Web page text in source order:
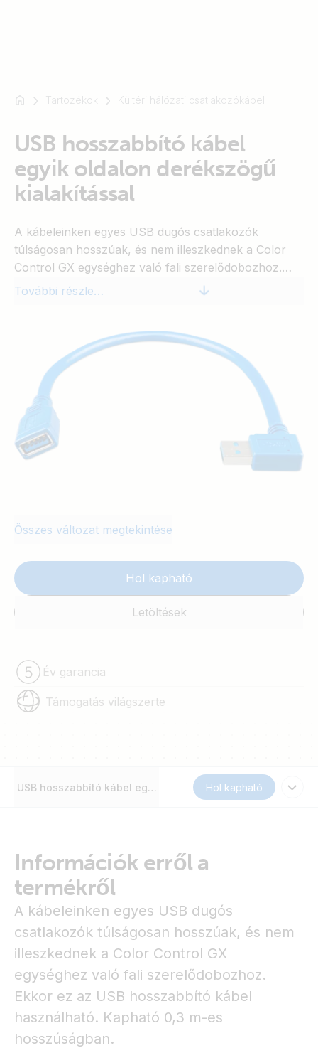
Például
Multiplus-
Orion
Tartozékok Kültéri hálózati csatlakozókábel
USB hosszabbító kábel
egyik oldalon derékszögű
kialakítással
A kábeleinken egyes USB dugós csatlakozók
túlságosan hosszúak, és nem illeszkednek a Color
Control GX egységhez való fali szerelődobozhoz.
Ekkor ez az USB hosszabbító kábel használható.
További részletek
Összes változat megtekintése
Hol kapható
Letöltések
Év garancia
Támogatás világszerte
USB hosszabbító kábel egyik oldalon derékszögű
Hol kapható
Információk erről a
termékről
A kábeleinken egyes USB dugós
csatlakozók túlságosan hosszúak, és nem
illeszkednek a Color Control GX
egységhez való fali szerelődobozhoz.
Ekkor ez az USB hosszabbító kábel
használható. Kapható 0,3 m-es
hosszúságban.